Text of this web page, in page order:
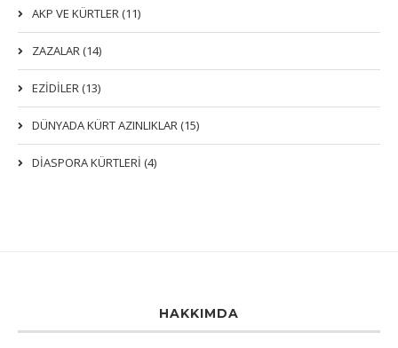
AKP VE KÜRTLER (11)
ZAZALAR (14)
EZIDILER (13)
DÜNYADA KÜRT AZINLIKLAR (15)
DİASPORA KÜRTLERİ (4)
HAKKIMDA